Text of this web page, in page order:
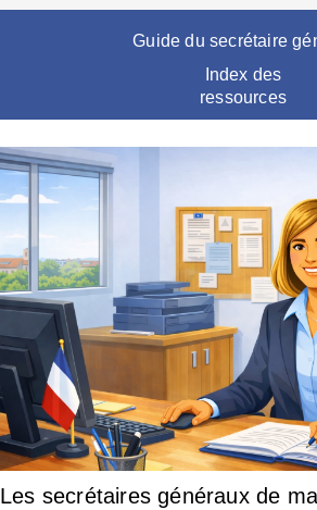
Guide du secrétaire
Index des
ressources
Les secrétaires généraux de